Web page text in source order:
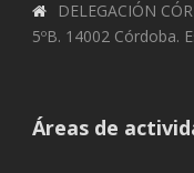
DELEGACIÓN
5ºB. 14002 Córdoba.
Áreas de